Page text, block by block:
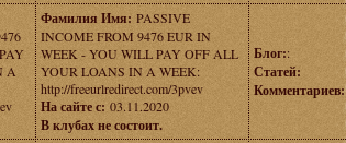
A
Фамилия Имя: PASSIVE
INCOME FROM 9476 EUR IN
WEEK - YOU WILL PAY OFF ALL
YOUR LOANS IN A WEEK:
http://freeurlredirect.com/3pvev
На сайте с: 03.11.2020
В клубах не состоит.
Блог::
Статей:
Комментариев: